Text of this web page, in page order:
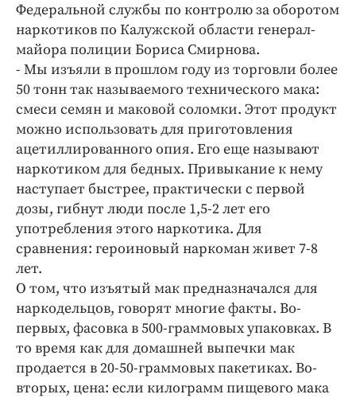
Федеральной службы по контролю за оборотом
наркотиков по Калужской области генерал-
майора полиции Бориса Смирнова.
- Мы изъяли в прошлом году из торговли более
50 тонн так называемого технического мака:
смеси семян и маковой соломки. Этот продукт
можно использовать для приготовления
ацетиллированного опия. Его еще называют
наркотиком для бедных. Привыкание к нему
наступает быстрее, практически с первой
дозы, гибнут люди после 1,5-2 лет его
употребления этого наркотика. Для
сравнения: героиновый наркоман живет 7-8
лет.
О том, что изъятый мак предназначался для
наркодельцов, говорят многие факты. Во-
первых, фасовка в 500-граммовых упаковках. В
то время как для домашней выпечки мак
продается в 20-50-граммовых пакетиках. Во-
вторых, цена: если килограмм пищевого мака